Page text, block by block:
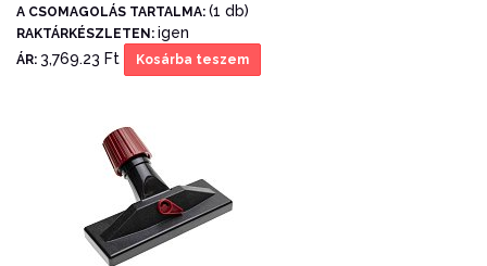
A CSOMAGOLÁS TARTALMA: (1 db)
RAKTÁRKÉSZLETEN: igen
ÁR: 3,769.23 Ft Kosárba teszem